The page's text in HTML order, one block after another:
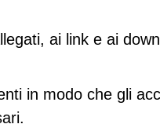
ai link e ai
in modo che gli